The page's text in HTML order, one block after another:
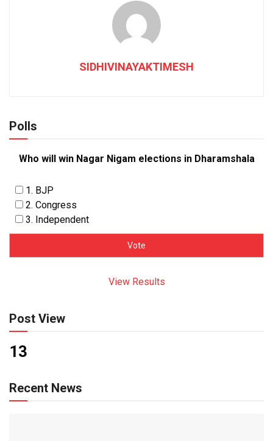
SIDHIVINAYAKTIMESH
Polls
Who will win Nagar Nigam elections in Dharamshala
1. BJP
2. Congress
3. Independent
View Results
Post View
13
Recent News